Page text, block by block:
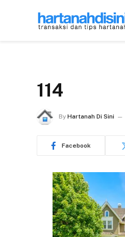
114
By Hartanah Di Sini
Facebook